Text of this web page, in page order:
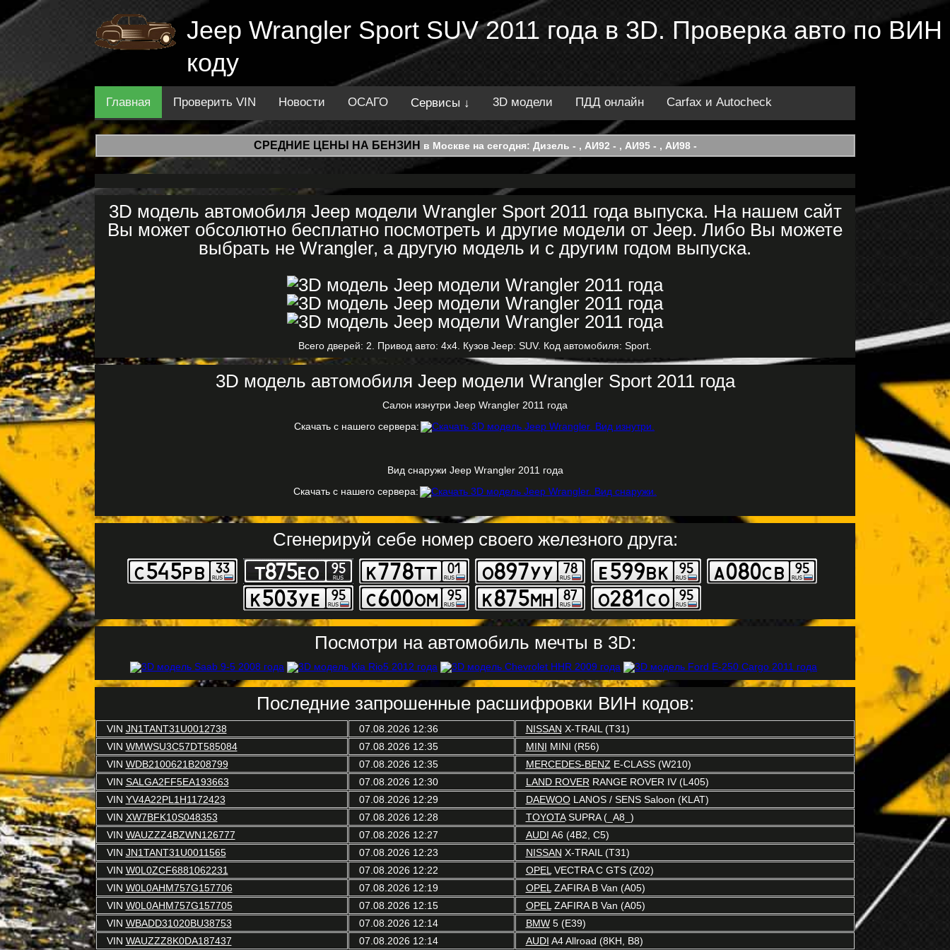
Jeep Wrangler Sport SUV 2011 года в 3D. Проверка авто по ВИН
коду
Главная Проверить VIN Новости ОСАГО Сервисы ↓ 3D модели ПДД онлайн Carfax и Autocheck
СРЕДНИЕ ЦЕНЫ НА БЕНЗИН в Москве на сегодня: Дизель - , АИ92 - , АИ95 - , АИ98 -
3D модель автомобиля Jeep модели Wrangler Sport 2011 года выпуска. На нашем сайт
Вы может обсолютно бесплатно посмотреть и другие модели от Jeep. Либо Вы можете
выбрать не Wrangler, а другую модель и с другим годом выпуска.
Всего дверей: 2. Привод авто: 4x4. Кузов Jeep: SUV. Код автомобиля: Sport.
3D модель автомобиля Jeep модели Wrangler Sport 2011 года
Салон изнутри Jeep Wrangler 2011 года
Скачать с нашего сервера:
Вид снаружи Jeep Wrangler 2011 года
Скачать с нашего сервера:
Сгенерируй себе номер своего железного друга:
Посмотри на автомобиль мечты в 3D:
Последние запрошенные расшифровки ВИН кодов:
VIN JN1TANT31U0012738 07.08.2026 12:36 NISSAN X-TRAIL (T31)
VIN WMWSU3C57DT585084 07.08.2026 12:35 MINI MINI (R56)
VIN WDB2100621B208799 07.08.2026 12:35 MERCEDES-BENZ E-CLASS (W210)
VIN SALGA2FF5EA193663 07.08.2026 12:30 LAND ROVER RANGE ROVER IV (L405)
VIN YV4A22PL1H1172423 07.08.2026 12:29 DAEWOOLANOS / SENS Saloon (KLAT)
VIN XW7BFK10S048353 07.08.2026 12:28 TOYOTASUPRA (_A8_)
VIN WAUZZZ4BZWN126777 07.08.2026 12:27 AUDI A6 (4B2, C5)
VIN JN1TANT31U0011565 07.08.2026 12:23 NISSAN X-TRAIL (T31)
VIN W0L0ZCF6881062231 07.08.2026 12:22 OPEL VECTRA C GTS (Z02)
VIN W0L0AHM757G157706 07.08.2026 12:19 OPEL ZAFIRA B Van (A05)
VIN W0L0AHM757G157705 07.08.2026 12:15 OPEL ZAFIRA B Van (A05)
VIN WBADD31020BU38753 07.08.2026 12:14 BMW5 (E39)
VIN WAUZZZ8K0DA187437 07.08.2026 12:14 AUDI A4 Allroad (8KH, B8)